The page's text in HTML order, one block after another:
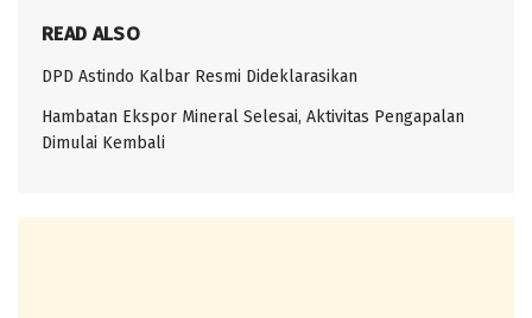
READ ALSO
DPD Astindo Kalbar Resmi Dideklarasikan
Hambatan Ekspor Mineral Selesai, Aktivitas Pengapalan
Dimulai Kembali